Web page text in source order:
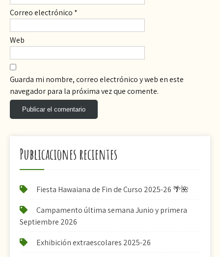
Correo electrónico *
Web
Guarda mi nombre, correo electrónico y web en este
navegador para la próxima vez que comente.
Publicaciones recientes
Fiesta Hawaiana de Fin de Curso 2025-26 🌴🌺
Campamento última semana Junio y primera
Septiembre 2026
Exhibición extraescolares 2025-26